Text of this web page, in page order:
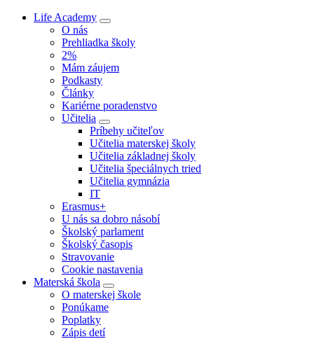
Life Academy
O nás
Prehliadka školy
2%
Mám záujem
Podkasty
Články
Kariérne poradenstvo
Učitelia
Príbehy učiteľov
Učitelia materskej školy
Učitelia základnej školy
Učitelia špeciálnych tried
Učitelia gymnázia
IT
Erasmus+
U nás sa dobro násobí
Školský parlament
Školský časopis
Stravovanie
Cookie nastavenia
Materská škola
O materskej škole
Ponúkame
Poplatky
Zápis detí